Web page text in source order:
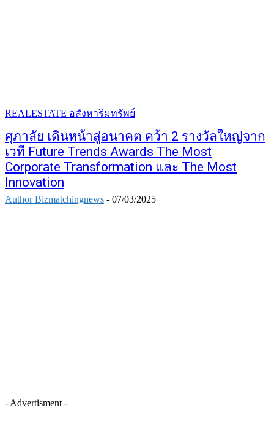
REALESTATE อสังหาริมทรัพย์
ศุภาลัย เดินหน้าสู่อนาคต คว้า 2 รางวัลใหญ่จาก
เวที Future Trends Awards The Most
Corporate Transformation และ The Most
Innovation
Author Bizmatchingnews - 07/03/2025
- Advertisment -